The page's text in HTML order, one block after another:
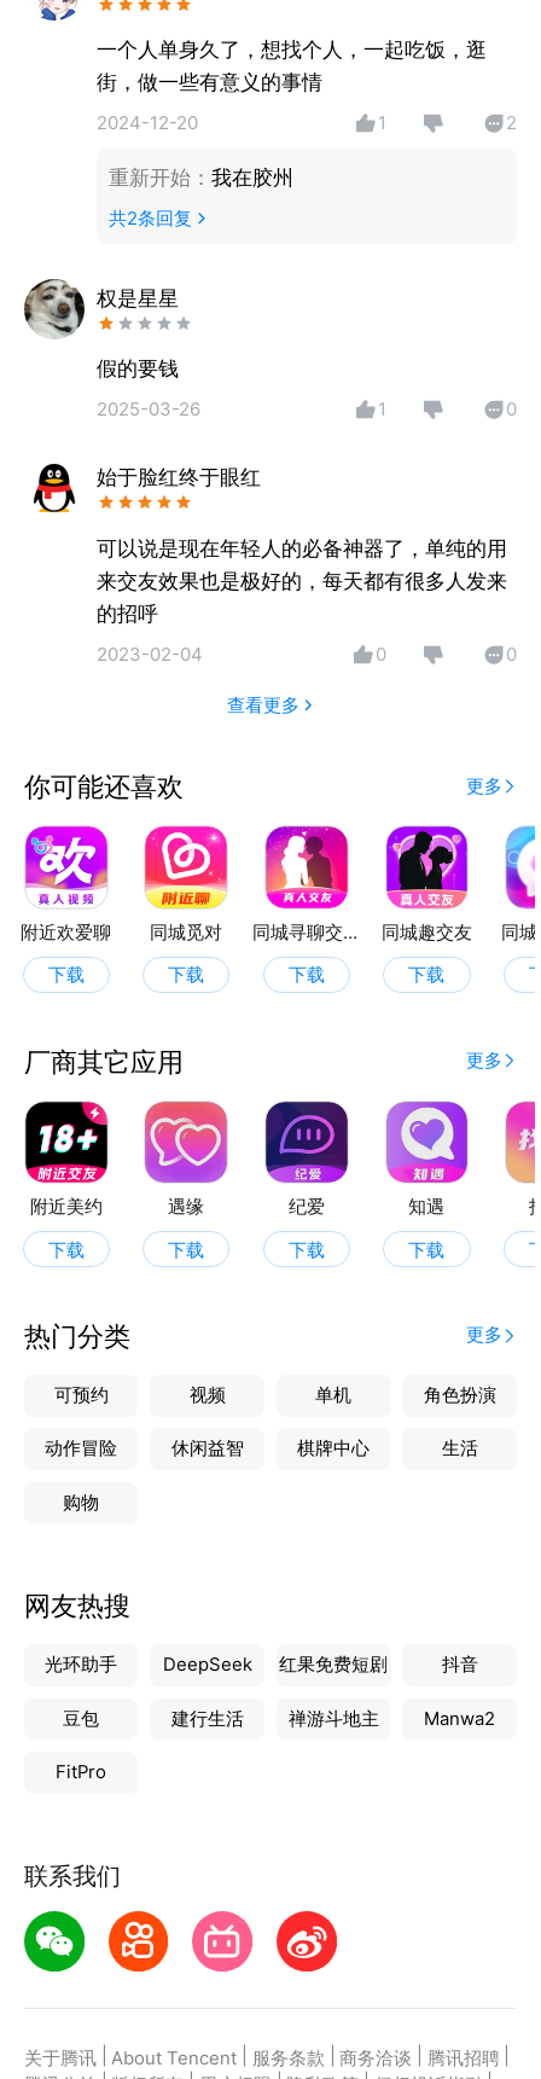
邻闲聊天的超火爆全新体验的聊天交友语音聊天
【陌生人约会】陌生好友探寻密聊；附近陌陌好友随时
约见，和一般相亲网站的枯燥严肃不一样，附近让你的
交友充满欢乐，快乐的告别单身。让聊天交友更加丰富
有趣，告别闲聊！
一个人单身久了，想找个人，一起吃饭，逛
街，做一些有意义的事情
2024-12-20 1 2
重新开始： 我在胶州
共2条回复
权是星星
假的要钱
2025-03-26 1 0
始于脸红终于眼红
可以说是现在年轻人的必备神器了，单纯的用
来交友效果也是极好的，每天都有很多人发来
的招呼
2023-02-04 0 0
查看更多
你可能还喜欢 更多
附近欢爱聊
下载
同城觅对
下载
同城寻聊交友
下载
同城趣交友
下载
同
厂商其它应用 更多
附近美约
下载
遇缘
下载
纪爱
下载
知遇
下载
热门分类 更多
可预约 视频 单机 角色扮演
动作冒险 休闲益智 棋牌中心 生活
购物
网友热搜
光环助手 DeepSeek 红果免费短剧 抖音
豆包 建行生活 禅游斗地主 Manwa2
FitPro
联系我们
关于腾讯 About Tencent 服务条款 商务洽谈 腾讯招聘